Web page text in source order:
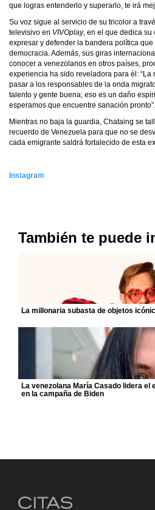
que logras entenderlo y superarlo, te irá
Su voz sigue al servicio de su tricolor a
televisivo en VIVOplay, en el que dedica su
expresar y defender la bandera política
democracia. Además, sus giras
conocer a venezolanos en otros países,
experiencia ha sido reveladora para él: “La
pasar a los responsables de la onda
talento y gente buena; eso es un daño
esperamos que encuentre sanación pronto”.
Mientras no baja la guardia, Chataing se
recuerdo de Venezuela para que no se
cada emigrante saldrá fortalecido de esta
Instagram
También te puede
La millonaria subasta de objetos
La venezolana María Casado lidera el
en la campaña de Biden